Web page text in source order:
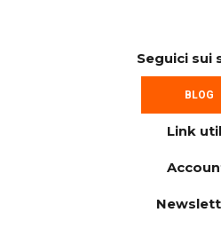
Seguici sui
BLOG
Link